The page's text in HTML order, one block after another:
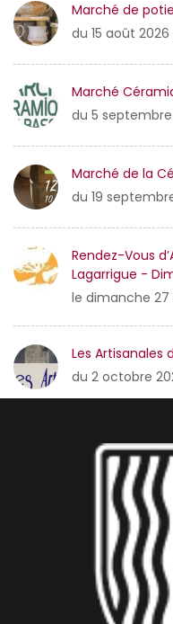
Marché de
du 15 août
Marché
du 5
Marché de la
du 19
Rendez-Vous
Lagarrigue -
le dimanche
Les Artisanales
du 2 octobre